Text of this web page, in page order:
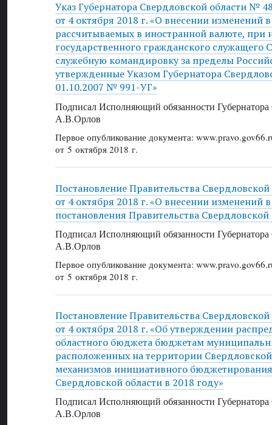
Указ Губернатора Свердловской области №
от 4 октября 2018 г. «О внесении изменений
рассчитываемых в иностранной валюте, при
государственного гражданского служащего
служебную командировку за пределы
утвержденные Указом Губернатора
01.10.2007 № 991-УГ»
Подписал Исполняющий обязанности Губернатора
А.В.Орлов
Первое опубликование документа:
от 5 октября 2018 г.
Постановление Правительства
от 4 октября 2018 г. «О внесении изменений
постановления Правительства Свердловской
Подписал Исполняющий обязанности Губернатора
А.В.Орлов
Первое опубликование документа:
от 5 октября 2018 г.
Постановление Правительства
от 4 октября 2018 г. «Об утверждении
областного бюджета бюджетам
расположенных на территории
механизмов инициативного
Свердловской области в 2018 году»
Подписал Исполняющий обязанности Губернатора
А.В.Орлов